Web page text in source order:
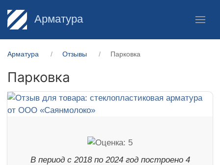
Арматура
Арматура Отзывы Парковка
Парковка
В период с 2018 по 2024 год построено 4